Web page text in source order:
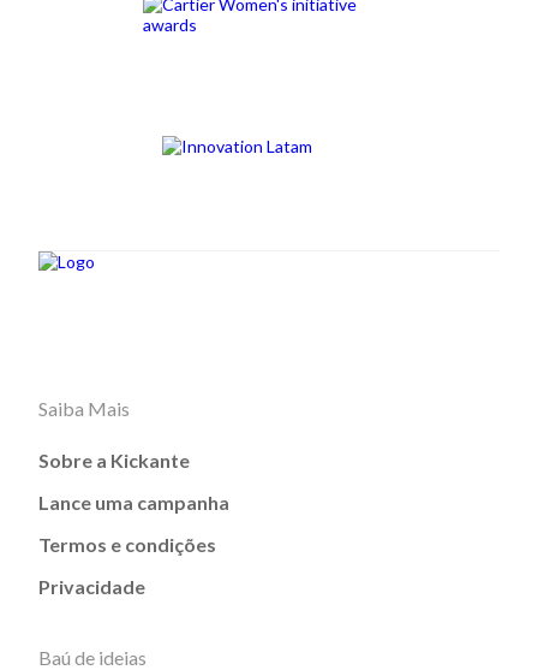
Saiba Mais
Sobre a Kickante
Lance uma campanha
Termos e condições
Privacidade
Baú de ideias